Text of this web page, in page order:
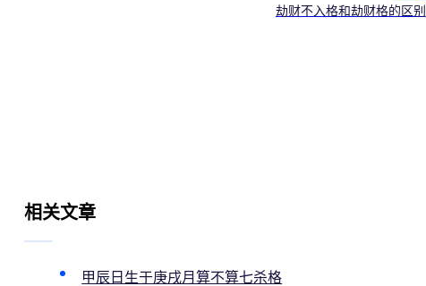
劫财不入格和劫财格的区别
相关文章
甲辰日生于庚戌月算不算七杀格